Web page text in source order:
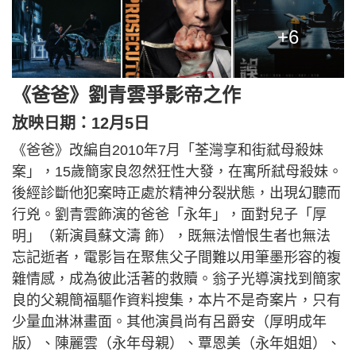
+6
《爸爸》劉青雲爭影帝之作
放映日期：12月5日
《爸爸》改編自2010年7月「荃灣享和街弒母殺妹
案」，15歲簡家良忽然狂性大發，在寓所弒母殺妹。
後經診斷他犯案時正處於精神分裂狀態，出現幻聽而
行兇。劉青雲飾演的爸爸「永年」，面對兒子「厚
明」（新演員蘇文濤 飾），既無法憎恨生者也無法
忘記逝者，電影旨在聚焦父子間難以用筆墨形容的複
雜情感，成為彼此活著的救贖。翁子光導演找到簡家
良的父親簡福驅作資料搜集，本片不是奇案片，只有
少量血淋淋畫面。其他演員尚有呂爵安（厚明成年
版）、陳麗雲（永年母親）、覃恩美（永年姐姐）、